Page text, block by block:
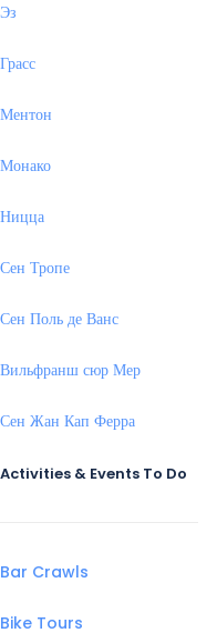
Эз
Грасс
Ментон
Монако
Ницца
Сен Тропе
Сен Поль де Ванс
Вильфранш сюр Мер
Сен Жан Кап Ферра
Activities & Events To Do
Bar Crawls
Bike Tours